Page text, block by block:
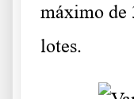
máximo de
lotes.